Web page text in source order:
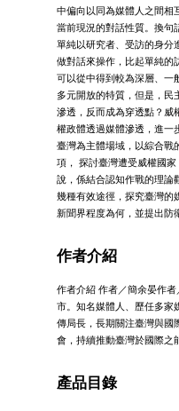
中偏向以同為媒體人之間相
當前現況的對話性質。換句
單純以研究者、受訪的身分
做對話來操作，比起單純的
可以從中得到較為深層、一
多元開放的特質，但是，民
滲透，反而成為穿透點？威
權政體透過媒體滲透，進一
臺灣為主體場域，以綜合戰
項， 探討臺灣遭受威權國
說，係結合認知作戰的理論
幾種有效途徑，探究臺灣的
新聞界程度為何，並提出防
作者介紹
作者介紹 作者／簡余晏作
市。知名媒體人、歷任多家
傳局長，長期關注臺灣與國
會，持續推動臺灣於國際之
產品目錄